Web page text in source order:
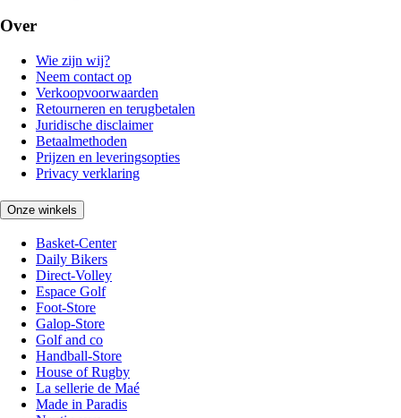
Over
Wie zijn wij?
Neem contact op
Verkoopvoorwaarden
Retourneren en terugbetalen
Juridische disclaimer
Betaalmethoden
Prijzen en leveringsopties
Privacy verklaring
Onze winkels
Basket-Center
Daily Bikers
Direct-Volley
Espace Golf
Foot-Store
Galop-Store
Golf and co
Handball-Store
House of Rugby
La sellerie de Maé
Made in Paradis